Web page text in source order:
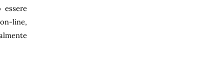
essere
line,